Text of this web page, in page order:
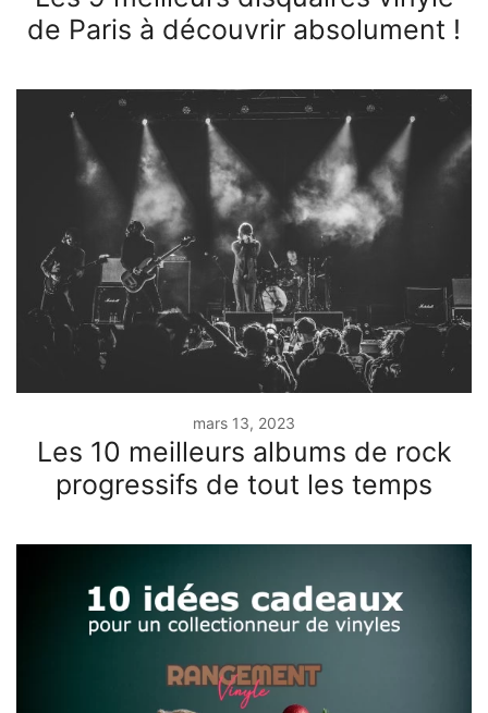
de Paris à découvrir absolument !
mars 13, 2023
Les 10 meilleurs albums de rock
progressifs de tout les temps